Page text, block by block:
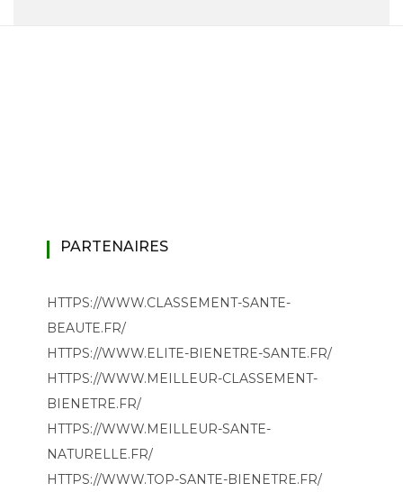
PARTENAIRES
HTTPS://WWW.CLASSEMENT-SANTE-
BEAUTE.FR/
HTTPS://WWW.ELITE-BIENETRE-SANTE.FR/
HTTPS://WWW.MEILLEUR-CLASSEMENT-
BIENETRE.FR/
HTTPS://WWW.MEILLEUR-SANTE-
NATURELLE.FR/
HTTPS://WWW.TOP-SANTE-BIENETRE.FR/